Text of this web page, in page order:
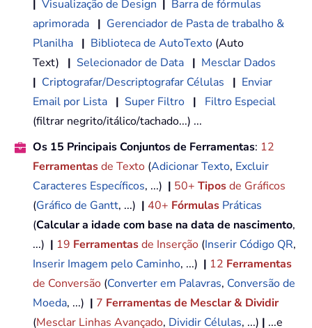
| Visualização de Design | Barra de fórmulas
aprimorada | Gerenciador de Pasta de trabalho &
Planilha | Biblioteca de AutoTexto (Auto
Text) | Selecionador de Data | Mesclar Dados
| Criptografar/Descriptografar Células | Enviar
Email por Lista | Super Filtro |
Filtro Especial
(filtrar negrito/itálico/tachado...) ...
Os 15 Principais Conjuntos de Ferramentas: 12
Ferramentasde Texto (Adicionar Texto, Excluir
Caracteres Específicos, ...) | 50+ Tiposde Gráficos
(Gráfico de Gantt, ...) | 40+ Fórmulas Práticas
(Calcular a idade com base na data de nascimento,
...) | 19 Ferramentasde Inserção (Inserir Código QR,
Inserir Imagem pelo Caminho, ...) | 12 Ferramentas
de Conversão (Converter em Palavras, Conversão de
Moeda, ...) | 7 Ferramentas de Mesclar & Dividir
(Mesclar Linhas Avançado, Dividir Células, ...) | ...e